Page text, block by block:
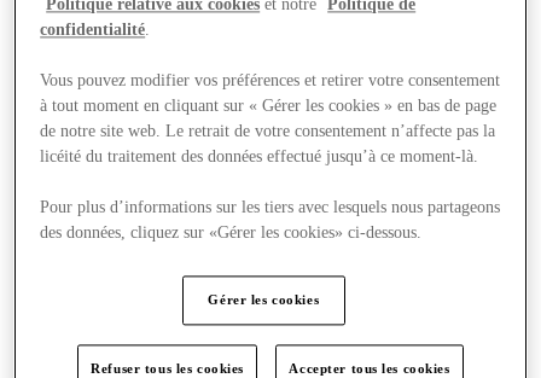
Politique relative aux cookies et notre
Politique de
confidentialité.
Vous pouvez modifier vos préférences et retirer votre consentement
à tout moment en cliquant sur « Gérer les cookies » en bas de page
de notre site web. Le retrait de votre consentement n’affecte pas la
licéité du traitement des données effectué jusqu’à ce moment-là.
Pour plus d’informations sur les tiers avec lesquels nous partageons
des données, cliquez sur «Gérer les cookies» ci-dessous.
Gérer les cookies
Refuser tous les cookies Accepter tous les cookies